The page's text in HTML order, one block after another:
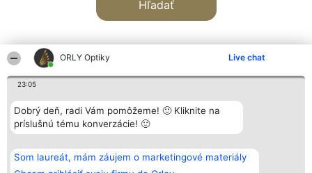
ORLY Optiky Live chat
23:05
Dobrý deň, radi Vám pomôžeme! 🙂 Kliknite na
príslušnú tému konverzácie! 🙂
Som laureát, mám záujem o marketingové materiály
Hľadať
Organizátor hodnotenia
Bright Side Solutions sp. z o.
o. sp. k.
Wrocław 50-079
KRS 0000749100 | Regon
381313360 | NIP 8943132676
Hodnotenie
Laureáti
Lista
Laureatów
Podmienky
Obchodné
Kontakt
Kontakt